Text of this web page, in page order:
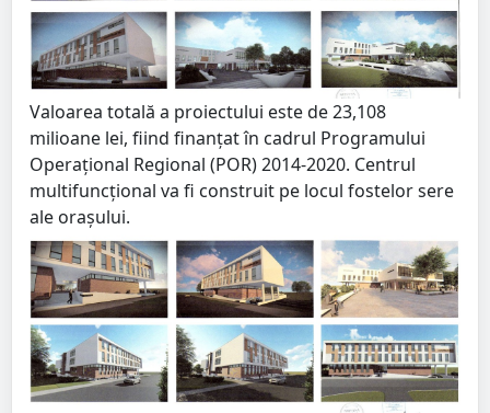
Valoarea totală a proiectului este de 23,108
milioane lei, fiind finanțat în cadrul Programului
Operațional Regional (POR) 2014-2020. Centrul
multifuncțional va fi construit pe locul fostelor sere
ale orașului.